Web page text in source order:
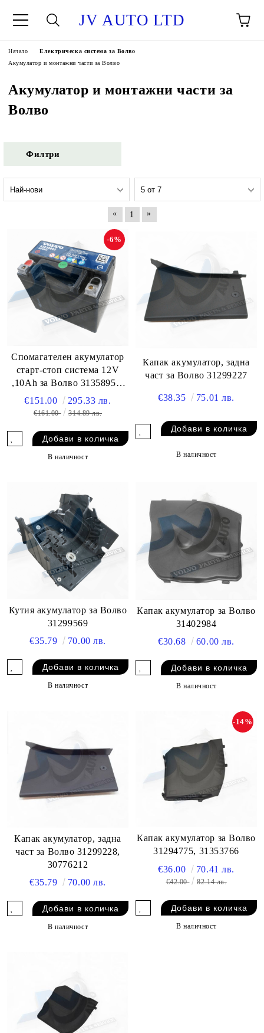
JV AUTO LTD
Начало
Електрическа система за Волво
Акумулатор и монтажни части за Волво
Акумулатор и монтажни части за
Волво
Филтри
« 1 »
Спомагателен акумулатор
старт-стоп система 12V
,10Ah за Волво 31358957,
32238082
-6%
€151.00 295.33 лв.
€161.00 314.89 лв.
В наличност
Капак акумулатор, задна
част за Волво 31299227
€38.35 75.01 лв.
В наличност
Кутия акумулатор за Волво
31299569
€35.79
70.00 лв.
В наличност
Капак акумулатор за Волво
31402984
€30.68
60.00 лв.
В наличност
Капак акумулатор, задна
част за Волво 31299228,
30776212
€35.79
70.00 лв.
В наличност
Капак акумулатор за Волво
31294775, 31353766
-14%
€36.00 70.41 лв.
€42.00 82.14 лв.
В наличност